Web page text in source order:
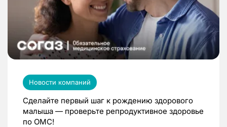
Новости компаний
Сделайте первый шаг к рождению здорового
малыша — проверьте репродуктивное здоровье
по ОМС!